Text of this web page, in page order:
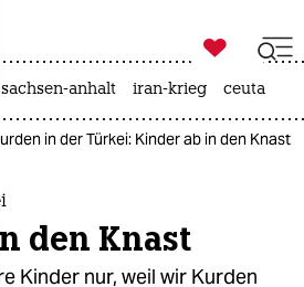
taz zahl ich
zahl ich

taz zahl ich
anhalt iran-krieg ceuta
in der Türkei: Kinder ab in den Knast
den Knast
Kinder nur, weil wir Kurden